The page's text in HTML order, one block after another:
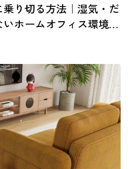
り切る方法｜湿気・だ
ホームオフィス環境づ